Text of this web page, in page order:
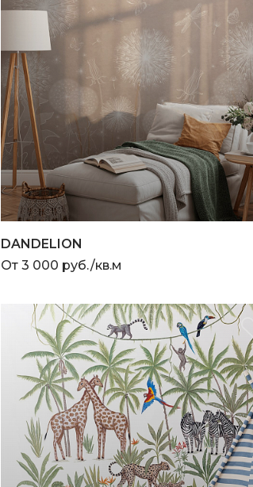
DANDELION
От 3 000 руб./кв.м